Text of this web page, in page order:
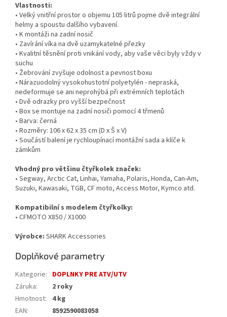
Vlastnosti:
• Velký vnitřní prostor o objemu 105 litrů pojme dvě integrální
helmy a spoustu dalšího vybavení.
• K montáži na zadní nosič
• Zavírání víka na dvě uzamykatelné přezky
• Kvalitní těsnění proti vnikání vody, aby vaše věci byly vždy v
suchu
• Žebrování zvyšuje odolnost a pevnost boxu
• Nárazuodolný vysokohustotní polyetylén - nepraská,
nedeformuje se ani neprohýbá při extrémních teplotách
• Dvě odrazky pro vyšší bezpečnost
• Box se montuje na zadní nosiči pomocí 4 třmenů
• Barva: černá
• Rozměry: 106 x 62 x 35 cm (D x Š x V)
• Součástí balení je rychloupínací montážní sada a klíče k
zámkům
Vhodný pro většinu čtyřkolek značek:
• Segway, Arctic Cat, Linhai, Yamaha, Polaris, Honda, Can-Am,
Suzuki, Kawasaki, TGB, CF moto, Access Motor, Kymco atd.
Kompatibilní s modelem čtyřkolky:
• CFMOTO X850 / X1000
Výrobce: SHARK Accessories
Doplňkové parametry
Kategorie: DOPLNKY PRE ATV/UTV
Záruka:
2 roky
Hmotnost:
4 kg
EAN: 8592590083058